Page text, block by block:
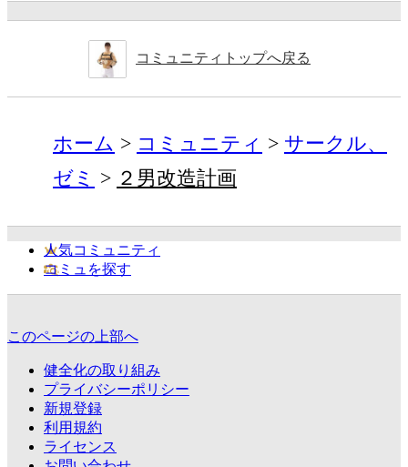
コミュニティトップへ戻る
ホーム コミュニティ
サークル、
ゼミ
２男改造計画
人気コミュニティ
コミュを探す
このページの上部へ
健全化の取り組み
プライバシーポリシー
新規登録
利用規約
ライセンス